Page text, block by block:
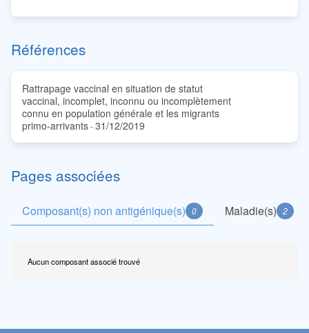
Références
Rattrapage vaccinal en situation de statut
vaccinal, incomplet, inconnu ou incomplètement
connu en population générale et les migrants
primo-arrivants-31/12/2019
Pages associées
Composant(s) non antigénique(s) 0 Maladie(s) 2
Aucun composant associé trouvé